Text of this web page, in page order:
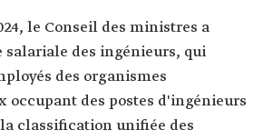
le Conseil des ministres a
des ingénieurs, qui
des organismes
occupant des postes d'ingénieurs
classification unifiée des